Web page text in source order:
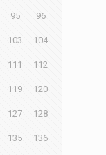
95 96
103 104
111 112
119 120
127 128
135 136